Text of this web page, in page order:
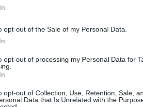
opt-out of the Sale of my Personal Data.
opt-out of processing my Personal Data for
opt-out of Collection, Use, Retention, Sale,
Data that Is Unrelated with the
Στο Νόβισαντ ο ΠΑΟΚ
από την Παρασκευή έως την Κυριακή ο
«ερυθρολεύκων» θα αντιμετωπίσει και
Κάμνικ από την Σλοβενία σε δυνατά